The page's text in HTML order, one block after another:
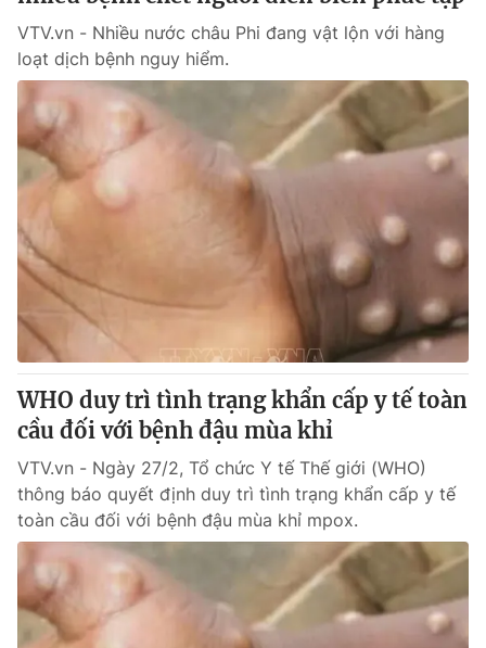
Liên hệ tòa soạn English
THỜI BÁO VTV
Theo dõi báo trên
Cơ quan chủ quản:
Đài Truyền hình Việt Nam
Cơ quan báo chí:
Giấy phép hoạt động báo in và báo điện tử số 483/GP-BTTTT
cấp ngày 29/12/2023
Tổng Biên tập: Vũ Thanh Thủy
Phó Tổng Biên tập:Nguyễn Thị Mỹ Hạnh, Phạm Quốc Thắng,
Tổng đài VTV:
024.38 355 931 - 024.38 355 932
Ðiện thoại Thời báo VTV: 024.66 897 897
Email:toasoan@vtv.vn
Liên hệ quảng cáo:024-7300.7108
VTV.vn - Nhiều nước châu Phi đang vật lộn với hàng
loạt dịch bệnh nguy hiểm.
WHO duy trì tình trạng khẩn cấp y tế toàn
cầu đối với bệnh đậu mùa khỉ
VTV.vn - Ngày 27/2, Tổ chức Y tế Thế giới (WHO)
thông báo quyết định duy trì tình trạng khẩn cấp y tế
toàn cầu đối với bệnh đậu mùa khỉ mpox.